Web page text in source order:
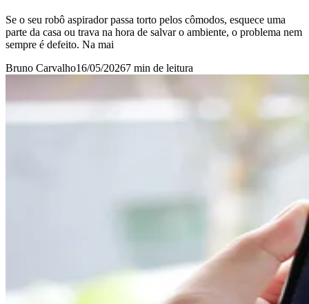
Se o seu robô aspirador passa torto pelos cômodos, esquece uma
parte da casa ou trava na hora de salvar o ambiente, o problema nem
sempre é defeito. Na mai
Bruno Carvalho16/05/20267 min de leitura